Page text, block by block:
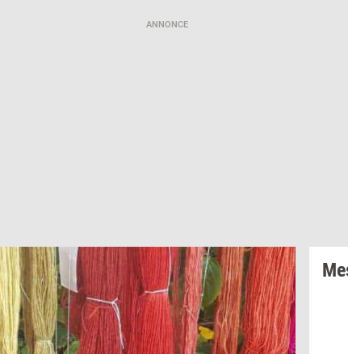
ANNONCE